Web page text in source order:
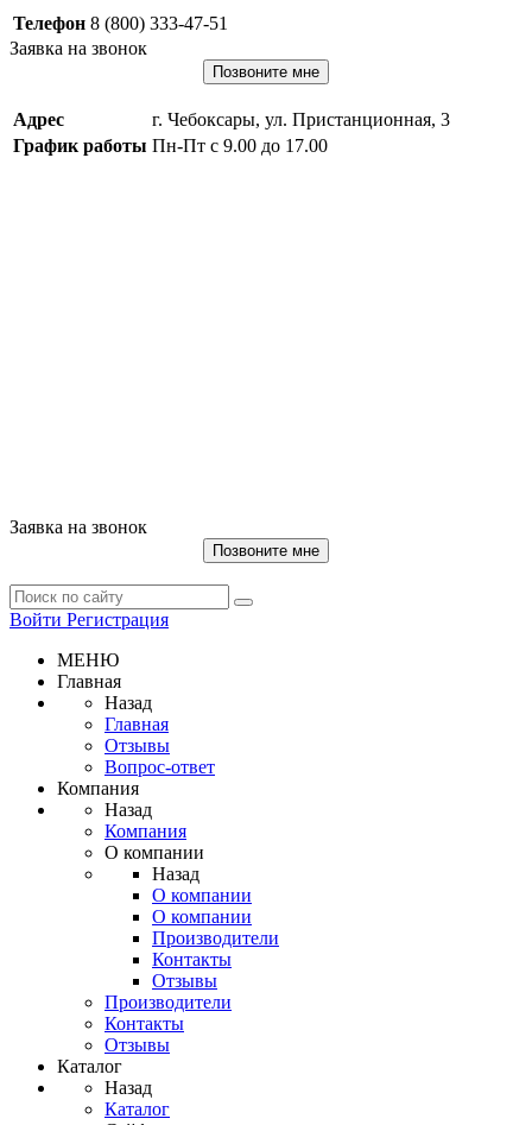
Телефон 8 (800) 333-47-51
Заявка на звонок
Позвоните мне
Адрес
г. Чебоксары, ул. Пристанционная, 3
График работы Пн-Пт с 9.00 до 17.00
Заявка на звонок
Позвоните мне
Войти Регистрация
МЕНЮ
Главная
Назад
Главная
Отзывы
Вопрос-ответ
Компания
Назад
Компания
О компании
Назад
О компании
О компании
Производители
Контакты
Отзывы
Производители
Контакты
Отзывы
Каталог
Назад
Каталог